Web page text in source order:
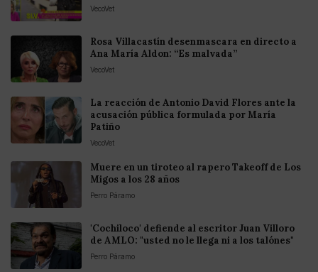
VecoVet
Rosa Villacastín desenmascara en directo a
Ana María Aldon: “Es malvada”
VecoVet
La reacción de Antonio David Flores ante la
acusación pública formulada por María
Patiño
VecoVet
Muere en un tiroteo al rapero Takeoff de Los
Migos a los 28 años
Perro Páramo
'Cochiloco' defiende al escritor Juan Villoro
de AMLO: "usted no le llega ni a los talónes"
Perro Páramo